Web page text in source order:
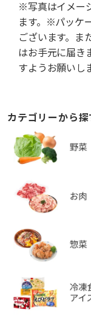
※写真はイメー
ます。※パッケ
ございます。ま
はお手元に届き
すようお願いし
カテゴリーから探